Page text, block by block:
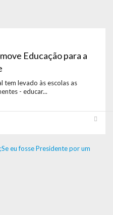
Educação para a
tem levado às escolas as
- educar...